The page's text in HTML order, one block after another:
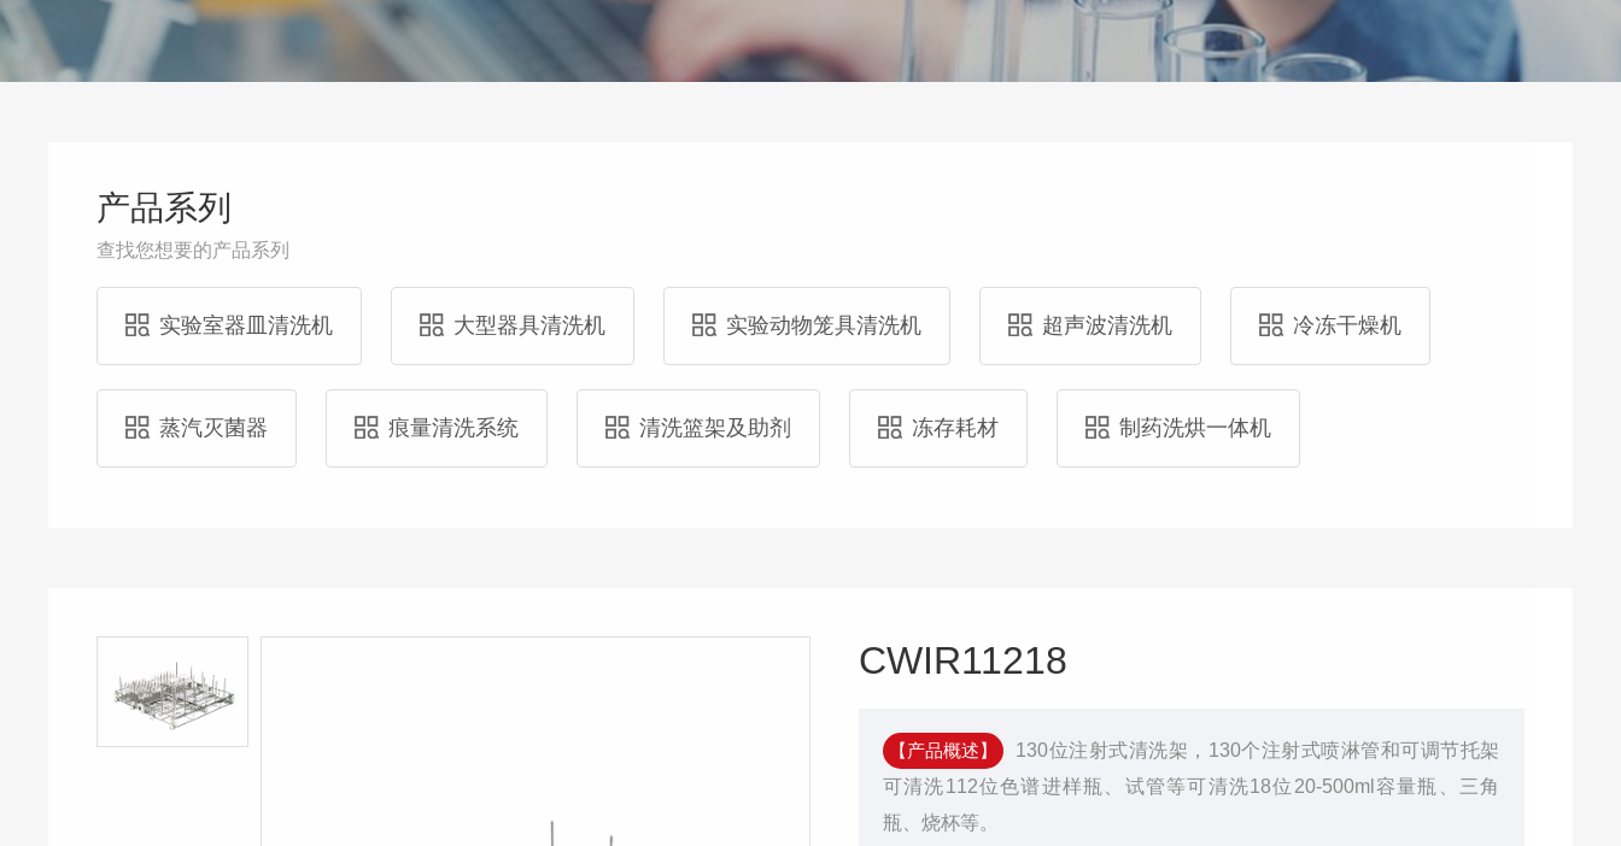
产品系列
查找您想要的产品系列
实验室器皿清洗机 大型器具清洗机 实验动物笼具清洗机 超声波清洗机 冷冻干燥机
蒸汽灭菌器 痕量清洗系统 清洗篮架及助剂 冻存耗材 制药洗烘一体机
CWIR11218
【产品概述】
130位注射式清洗架，130个注射式喷淋管和可调节托架
可清洗112位色谱进样瓶、试管等可清洗18位20-500ml容量瓶、三角
瓶、烧杯等。